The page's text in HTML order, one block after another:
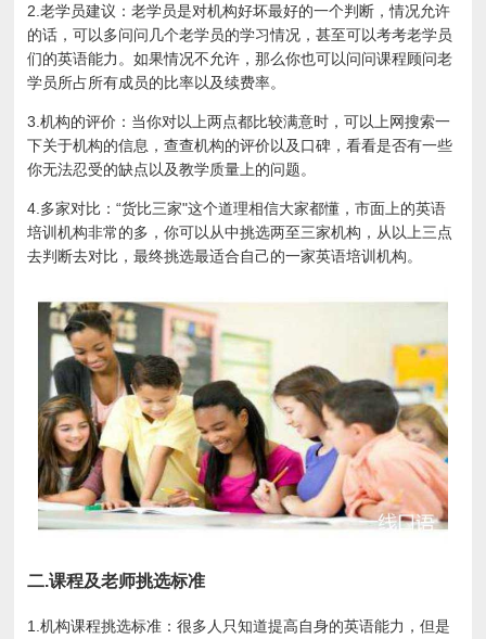
2.老学员建议：老学员是对机构好坏最好的一个判断，情况允许
的话，可以多问问几个老学员的学习情况，甚至可以考考老学员
们的英语能力。如果情况不允许，那么你也可以问问课程顾问老
学员所占所有成员的比率以及续费率。
3.机构的评价：当你对以上两点都比较满意时，可以上网搜索一
下关于机构的信息，查查机构的评价以及口碑，看看是否有一些
你无法忍受的缺点以及教学质量上的问题。
4.多家对比：“货比三家"这个道理相信大家都懂，市面上的英语
培训机构非常的多，你可以从中挑选两至三家机构，从以上三点
去判断去对比，最终挑选最适合自己的一家英语培训机构。
二.课程及老师挑选标准
1.机构课程挑选标准：很多人只知道提高自身的英语能力，但是